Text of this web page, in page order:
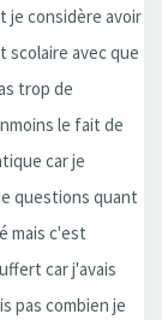
je considère avoir
scolaire avec que
trop de
le fait de
car je
questions quant
mais c'est
car j'avais
pas combien je